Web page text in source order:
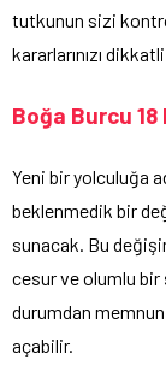
tutkunun sizi
kararlarınızı
Boğa Burcu 18
Yeni bir yolculuğa
beklenmedik bir
sunacak. Bu
cesur ve olumlu bir
durumdan
açabilir.